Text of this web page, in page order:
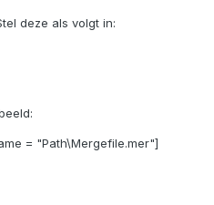
deze als volgt in:
= "Path\Mergefile.mer"]